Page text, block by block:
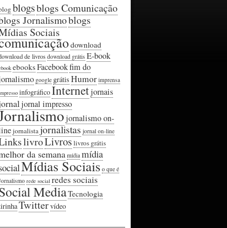
blogsblogs Comunicação
Jornalismoblogs
Sociais
download
de livros download grátis E-book
ebooksFacebookfim do
google grátis Humor imprensa
infográficoInternetjornais
jornal impresso
jornalismo on-
jornalista jornalistas jornal on-line
livroLivroslivros grátis
da semana mídia mídia
Mídias Sociais o que é
rede social redes sociais
MediaTecnologia
Twittervídeo